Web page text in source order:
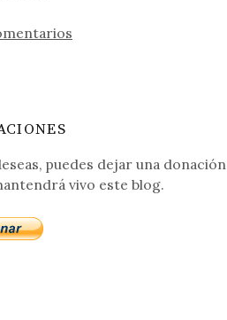
puedes dejar una donación
vivo este blog.